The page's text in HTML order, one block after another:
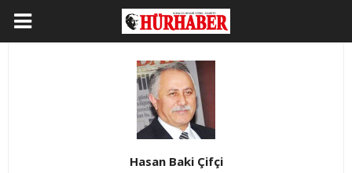
Hasan Baki Çifçi